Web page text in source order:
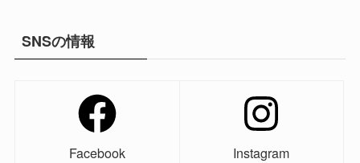
SNSの情報
Facebook Instagram